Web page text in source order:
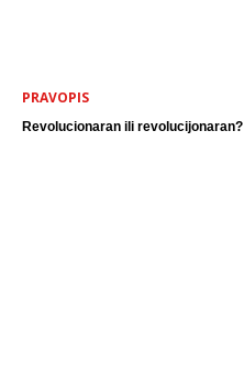
PRAVOPIS
Revolucionaran ili revolucijonaran?